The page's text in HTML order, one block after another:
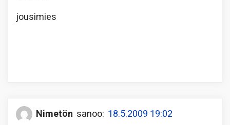
jousimies
Nimetön sanoo: 18.5.2009 19:02